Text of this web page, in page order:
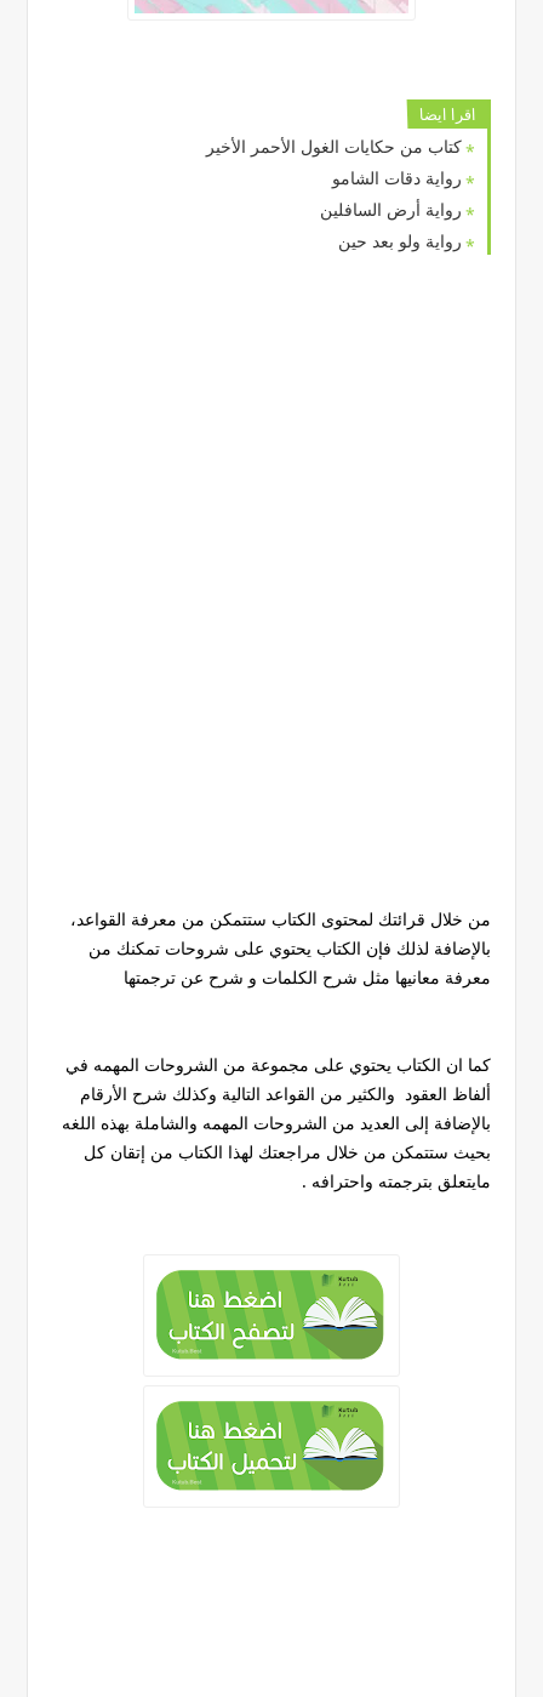
اقرا ايضا
كتاب من حكايات الغول الأحمر الأخير
رواية دقات الشامو
رواية أرض السافلين
رواية ولو بعد حين
من خلال قرائتك لمحتوى الكتاب ستتمكن من معرفة القواعد،
بالإضافة لذلك فإن الكتاب يحتوي على شروحات تمكنك من
معرفة معانيها مثل شرح الكلمات و شرح عن ترجمتها
كما ان الكتاب يحتوي على مجموعة من الشروحات المهمه في
ألفاظ العقود والكثير من القواعد التالية وكذلك شرح الأرقام
بالإضافة إلى العديد من الشروحات المهمه والشاملة بهذه اللغه
بحيث ستتمكن من خلال مراجعتك لهذا الكتاب من إتقان كل
مايتعلق بترجمته واحترافه .